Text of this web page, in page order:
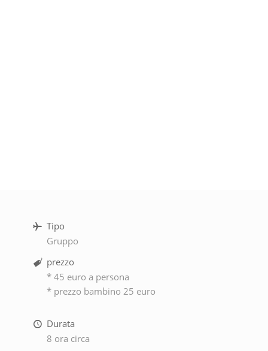
Tipo
Gruppo
prezzo
* 45 euro a persona
* prezzo bambino 25 euro
Durata
8 ora circa